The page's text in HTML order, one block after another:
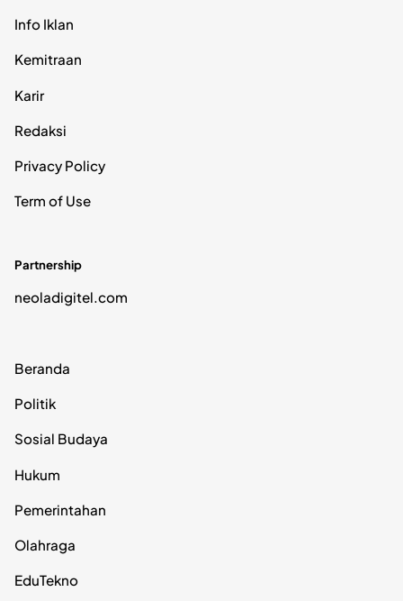
Info Iklan
Kemitraan
Karir
Redaksi
Privacy Policy
Term of Use
Partnership
neoladigitel.com
Beranda
Politik
Sosial Budaya
Hukum
Pemerintahan
Olahraga
EduTekno